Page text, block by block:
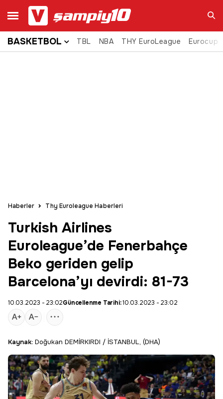
Ara
BASKETBOL TBL NBA THY EuroLeague Eurocup
Haberler Thy Euroleague Haberleri
Turkish Airlines
Euroleague’de Fenerbahçe
Beko geriden gelip
Barcelona’yı devirdi: 81-73
10.03.2023 - 23:02Güncellenme Tarihi:10.03.2023 - 23:02
Kaynak: Doğukan DEMİRKIRDI / İSTANBUL, (DHA)